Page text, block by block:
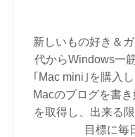
新しいもの好き＆
代からWindows一
｢Mac mini｣を購入
Macのブログを書
を取得し、出来る
目標に毎